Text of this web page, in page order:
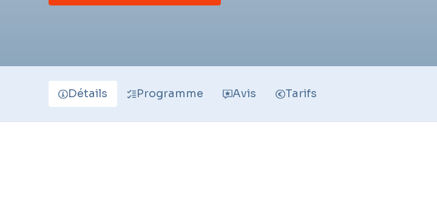
Détails Programme Avis Tarifs